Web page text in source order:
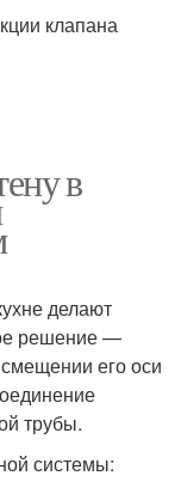
клапана
в
делают
решение —
его оси
трубы.
системы: